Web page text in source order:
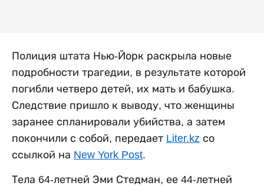
Полиция штата Нью-Йорк раскрыла новые
подробности трагедии, в результате которой
погибли четверо детей, их мать и бабушка.
Следствие пришло к выводу, что женщины
заранее спланировали убийства, а затем
покончили с собой, передает Liter.kz со
ссылкой на New York Post.
Тела 64-летней Эми Стедман, ее 44-летней